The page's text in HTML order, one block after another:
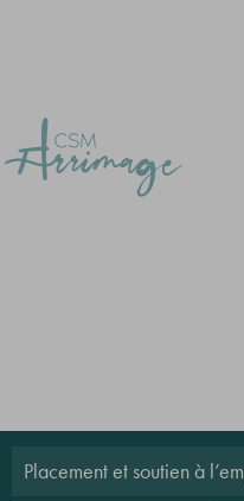
Placement et soutien à